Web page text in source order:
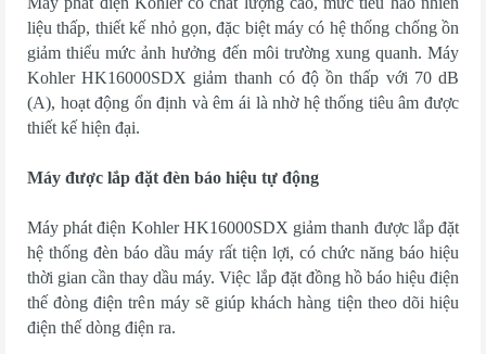
liệu thấp, thiết kế nhỏ gọn, đặc biệt máy có hệ thống chống ồn
giảm thiểu mức ảnh hưởng đến môi trường xung quanh. Máy
Kohler HK16000SDX giảm thanh có độ ồn thấp với 70 dB
(A), hoạt động ổn định và êm ái là nhờ hệ thống tiêu âm được
thiết kế hiện đại.
Máy được lắp đặt đèn báo hiệu tự động
Máy phát điện Kohler HK16000SDX giảm thanh được lắp đặt
hệ thống đèn báo dầu máy rất tiện lợi, có chức năng báo hiệu
thời gian cần thay dầu máy. Việc lắp đặt đồng hồ báo hiệu điện
thế đòng điện trên máy sẽ giúp khách hàng tiện theo dõi hiệu
điện thế dòng điện ra.